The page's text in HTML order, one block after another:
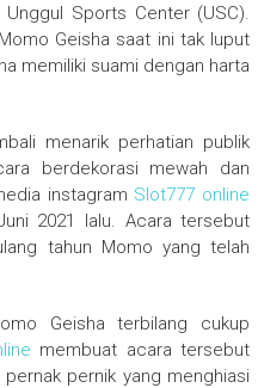
Sports Center (USC).
Geisha saat ini tak luput
memiliki suami dengan harta
menarik perhatian publik
berdekorasi mewah dan
instagram Slot777 online
2021 lalu. Acara tersebut
tahun Momo yang telah
Geisha terbilang cukup
membuat acara tersebut
pernik yang menghiasi